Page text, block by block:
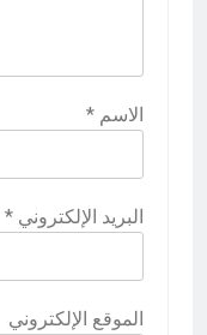
الاسم *
البريد الإلكتروني *
الموقع الإلكتروني